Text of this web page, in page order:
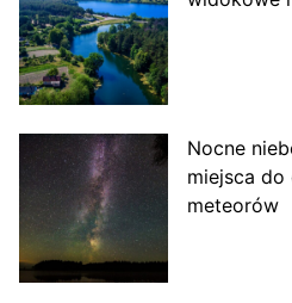
Nocne
miejsca
meteorów